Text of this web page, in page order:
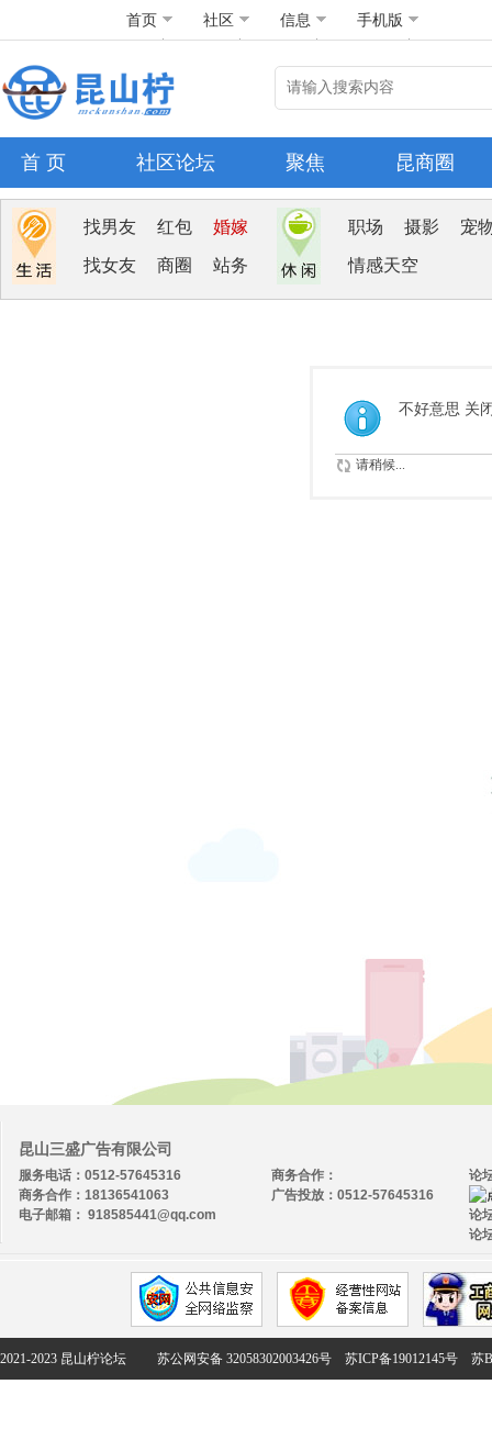
首页 社区 信息 手机版
首 页 社区论坛 聚焦 昆商圈
找男友 红包 婚嫁
找女友 商圈 站务
职场 摄影 宠
情感天空
不好意思 关
请稍候...
昆山三盛广告有限公司
服务电话：0512-57645316
商务合作：18136541063
电子邮箱： 918585441@qq.com
论
论
论
商务合作：
广告投放：0512-57645316
2021-2023 昆山柠论坛 苏公网安备 32058302003426号 苏ICP备19012145号 苏